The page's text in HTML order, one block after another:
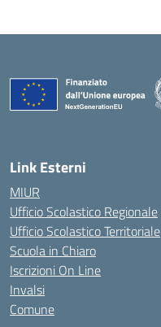
Link Esterni
MIUR
Ufficio Scolastico Regionale
Ufficio Scolastico Territoriale
Scuola in Chiaro
Iscrizioni On Line
Invalsi
Comune